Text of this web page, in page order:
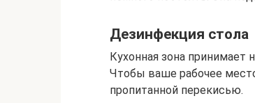
Дезинфекция стола
Кухонная зона принимает
Чтобы ваше рабочее
пропитанной перекисью.